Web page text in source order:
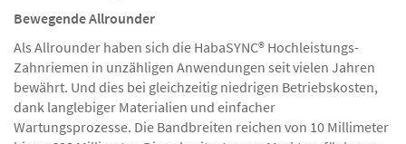
Bewegende Allrounder
Als Allrounder haben sich die HabaSYNC® Hochleistungs-
Zahnriemen in unzähligen Anwendungen seit vielen Jahren
bewährt. Und dies bei gleichzeitig niedrigen Betriebskosten,
dank langlebiger Materialien und einfacher
Wartungsprozesse. Die Bandbreiten reichen von 10 Millimeter